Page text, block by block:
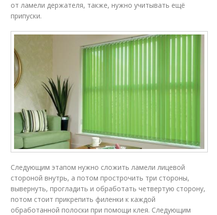
от ламели держателя, также, нужно учитывать ещё
припуски.
Следующим этапом нужно сложить ламели лицевой
стороной внутрь, а потом прострочить три стороны,
вывернуть, прогладить и обработать четвертую сторону,
потом стоит прикрепить филенки к каждой
обработанной полоски при помощи клея. Следующим